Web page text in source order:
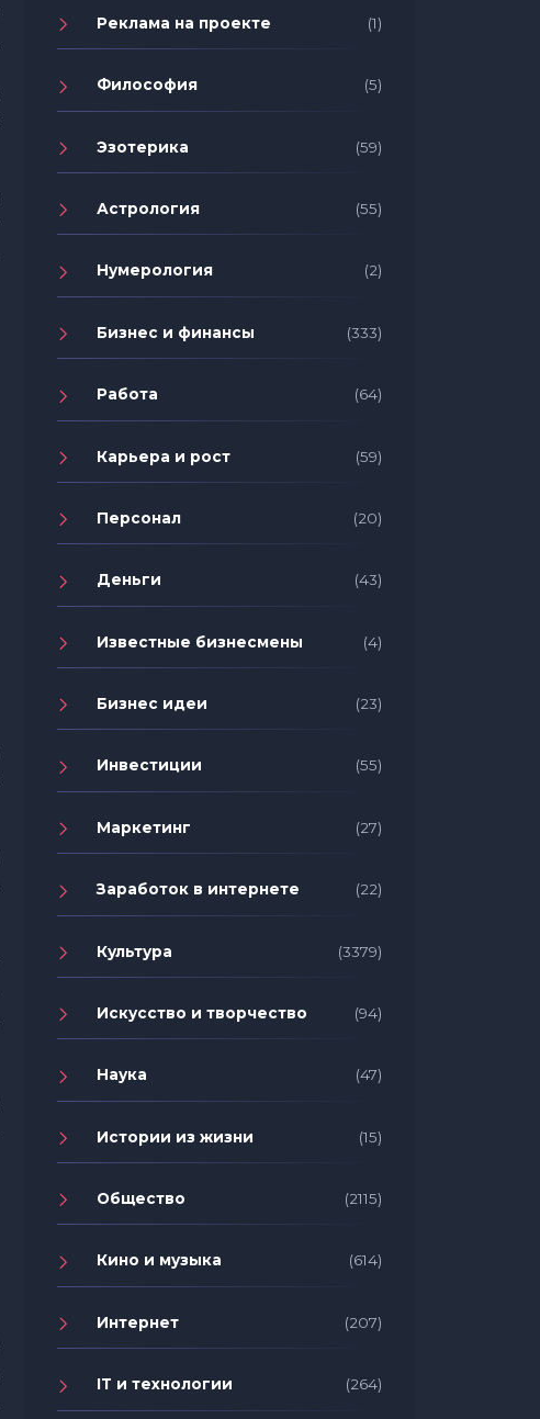
Реклама на проекте (1)
Философия (5)
Эзотерика (59)
Астрология (55)
Нумерология (2)
Бизнес и финансы (333)
Работа (64)
Карьера и рост (59)
Персонал (20)
Деньги (43)
Известные бизнесмены (4)
Бизнес идеи (23)
Инвестиции (55)
Маркетинг (27)
Заработок в интернете (22)
Культура (3379)
Искусство и творчество (94)
Наука (47)
Истории из жизни (15)
Общество (2115)
Кино и музыка (614)
Интернет (207)
IT и технологии (264)